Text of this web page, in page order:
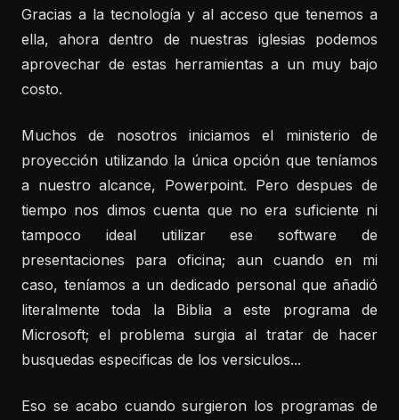
Gracias a la tecnología y al acceso que tenemos a
ella, ahora dentro de nuestras iglesias podemos
aprovechar de estas herramientas a un muy bajo
costo.
Muchos de nosotros iniciamos el ministerio de
proyección utilizando la única opción que teníamos
a nuestro alcance, Powerpoint. Pero despues de
tiempo nos dimos cuenta que no era suficiente ni
tampoco ideal utilizar ese software de
presentaciones para oficina; aun cuando en mi
caso, teníamos a un dedicado personal que añadió
literalmente toda la Biblia a este programa de
Microsoft; el problema surgia al tratar de hacer
busquedas especificas de los versiculos...
Eso se acabo cuando surgieron los programas de